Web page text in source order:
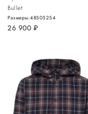
Bullet
26 900 руб.
Размеры:48505254